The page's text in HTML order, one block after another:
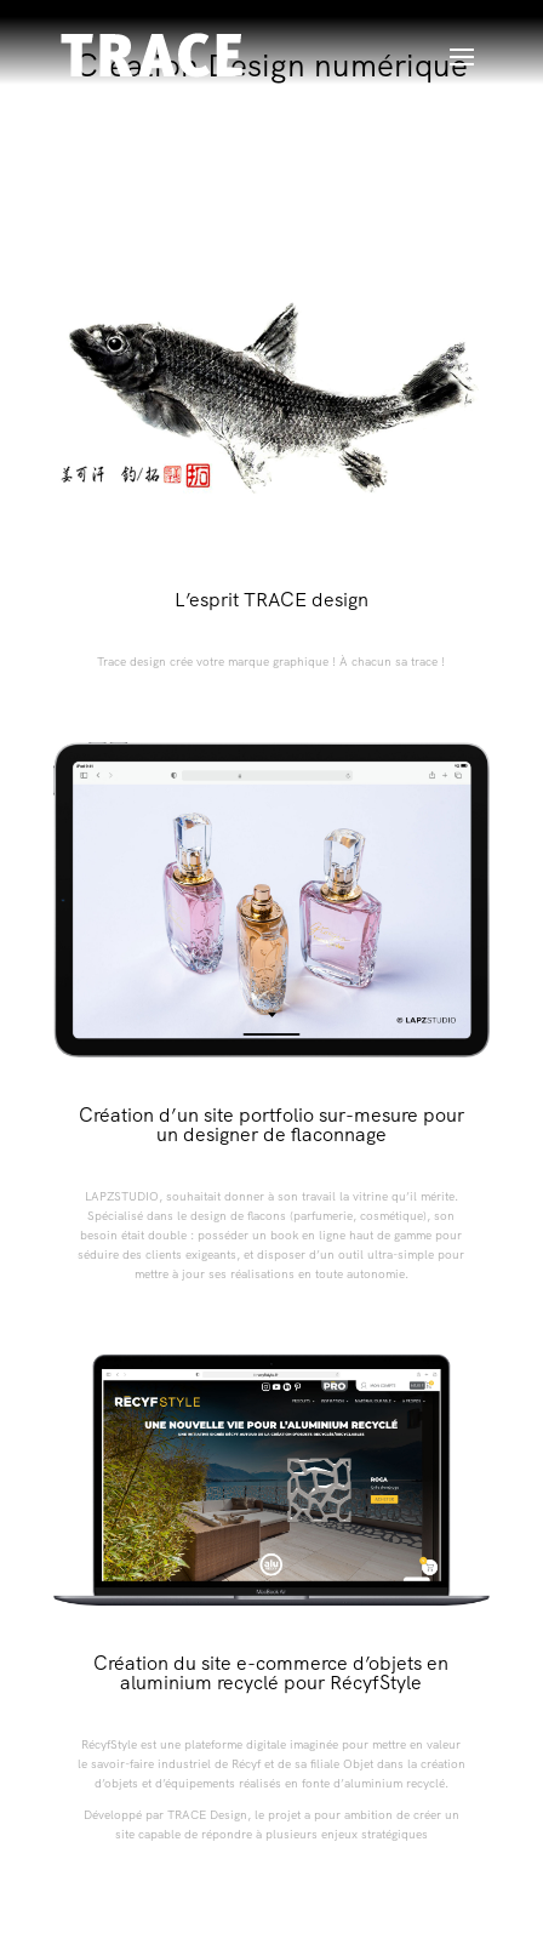
Création Design numérique
L’esprit TRACE design
Trace design crée votre marque graphique ! À chacun sa trace !
Création d’un site portfolio sur-mesure pour
un designer de flaconnage
LAPZSTUDIO, souhaitait donner à son travail la vitrine qu’il mérite.
Spécialisé dans le design de flacons (parfumerie, cosmétique), son
besoin était double : posséder un book en ligne haut de gamme pour
séduire des clients exigeants, et disposer d’un outil ultra-simple pour
mettre à jour ses réalisations en toute autonomie.
Création du site e-commerce d’objets en
aluminium recyclé pour RécyfStyle
RécyfStyle est une plateforme digitale imaginée pour mettre en valeur
le savoir-faire industriel de Récyf et de sa filiale Objet dans la création
d’objets et d’équipements réalisés en fonte d’aluminium recyclé.
Développé par TRACE Design, le projet a pour ambition de créer un
site capable de répondre à plusieurs enjeux stratégiques